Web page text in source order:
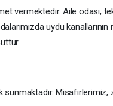
vermektedir. Aile odası,
uydu
sunmaktadır.